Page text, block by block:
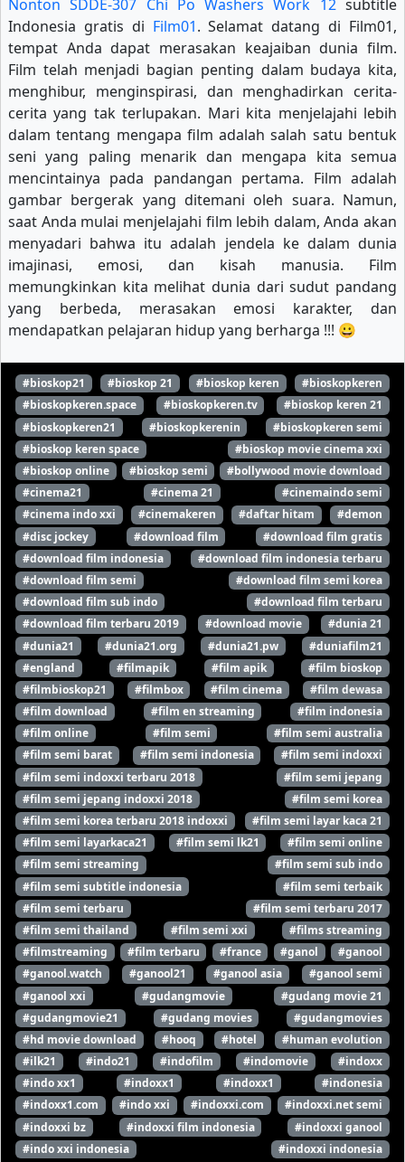
Nonton SDDE-307 Chi Po Washers Work 12subtitle
Indonesia gratis di Film01. Selamat datang di Film01,
tempat Anda dapat merasakan keajaiban dunia film.
Film telah menjadi bagian penting dalam budaya kita,
menghibur, menginspirasi, dan menghadirkan cerita-
cerita yang tak terlupakan. Mari kita menjelajahi lebih
dalam tentang mengapa film adalah salah satu bentuk
seni yang paling menarik dan mengapa kita semua
mencintainya pada pandangan pertama. Film adalah
gambar bergerak yang ditemani oleh suara. Namun,
saat Anda mulai menjelajahi film lebih dalam, Anda akan
menyadari bahwa itu adalah jendela ke dalam dunia
imajinasi, emosi, dan kisah manusia. Film
memungkinkan kita melihat dunia dari sudut pandang
yang berbeda, merasakan emosi karakter, dan
mendapatkan pelajaran hidup yang berharga !!! 😀
#bioskop21 #bioskop 21 #bioskop keren
#bioskopkeren
#bioskopkeren.space
#bioskopkeren.tv
#bioskop keren 21
#bioskopkeren21
#bioskopkerenin
#bioskopkeren semi
#bioskop keren space
#bioskop movie cinema xxi
#bioskop online
#bioskop semi
#bollywood movie download
#cinema21
#cinema 21
#cinemaindo semi
#cinema indo xxi
#cinemakeren #daftar hitam
#demon
#disc jockey
#download film
#download film gratis
#download film indonesia
#download film indonesia terbaru
#download film semi
#download film semi korea
#download film sub indo
#download film terbaru
#download film terbaru 2019
#download movie
#dunia 21
#dunia21
#dunia21.org #dunia21.pw
#duniafilm21
#england
#filmapik #film apik
#film bioskop
#filmbioskop21
#filmbox #film cinema
#film dewasa
#film download
#film en streaming
#film indonesia
#film online
#film semi
#film semi australia
#film semi barat
#film semi indonesia
#film semi indoxxi
#film semi indoxxi terbaru 2018
#film semi jepang
#film semi jepang indoxxi 2018
#film semi korea
#film semi korea terbaru 2018 indoxxi
#film semi layar kaca 21
#film semi layarkaca21
#film semi lk21
#film semi online
#film semi streaming
#film semi sub indo
#film semi subtitle indonesia
#film semi terbaik
#film semi terbaru
#film semi terbaru 2017
#film semi thailand
#film semi xxi
#films streaming
#filmstreaming
#film terbaru #france #ganol
#ganool
#ganool.watch
#ganool21 #ganool asia
#ganool semi
#ganool xxi
#gudangmovie
#gudang movie 21
#gudangmovie21
#gudang movies
#gudangmovies
#hd movie download
#hooq #hotel
#human evolution
#ilk21
#indo21 #indofilm #indomovie
#indoxx
#indo xx1
#indoxx1 #indoxx1
#indonesia
#indoxx1.com
#indo xxi #indoxxi.com
#indoxxi.net semi
#indoxxi bz
#indoxxi film indonesia
#indoxxi ganool
#indo xxi indonesia
#indoxxi indonesia